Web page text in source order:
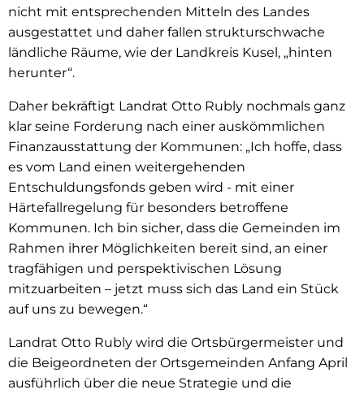
nicht mit entsprechen­den Mitteln des Landes
ausgestattet und daher fallen strukturschwache
ländliche Räume, wie der Landkreis Kusel, „hinten
herunter“.
Daher bekräftigt Landrat Otto Rubly nochmals ganz
klar seine Forderung nach einer auskömmlichen
Finanzausstattung der Kommunen: „Ich hoffe, dass
es vom Land einen weitergehenden
Entschuldungsfonds geben wird - mit einer
Härtefallregelung für besonders betroffene
Kommunen. Ich bin sicher, dass die Gemeinden im
Rahmen ihrer Möglichkeiten bereit sind, an einer
tragfähigen und perspektivischen Lösung
mitzuarbeiten – jetzt muss sich das Land ein Stück
auf uns zu bewegen.“
Landrat Otto Rubly wird die Ortsbürgermeister und
die Beigeordneten der Ortsgemeinden Anfang April
ausführlich über die neue Strategie und die